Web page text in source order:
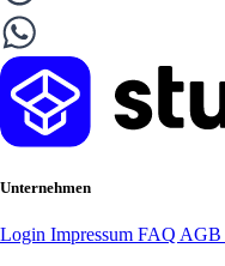
Unternehmen
Login Impressum FAQ AGB